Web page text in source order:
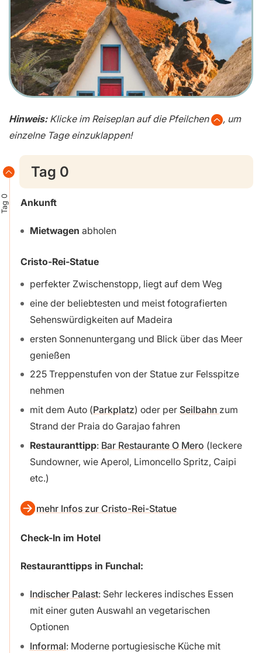
Hinweis: Klicke im Reiseplan auf die Pfeilchen
, um
einzelne Tage einzuklappen!
Tag 0
Tag 0
Ankunft
Mietwagen abholen
Cristo-Rei-Statue
perfekter Zwischenstopp, liegt auf dem Weg
eine der beliebtesten und meist fotografierten
Sehenswürdigkeiten auf Madeira
ersten Sonnenuntergang und Blick über das Meer
genießen
225 Treppenstufen von der Statue zur Felsspitze
nehmen
mit dem Auto (Parkplatz) oder per Seilbahn zum
Strand der Praia do Garajao fahren
Restauranttipp: Bar Restaurante O Mero (leckere
Sundowner, wie Aperol, Limoncello Spritz, Caipi
etc.)
mehr Infos zur Cristo-Rei-Statue
Check-In im Hotel
Restauranttipps in Funchal:
Indischer Palast: Sehr leckeres indisches Essen
mit einer guten Auswahl an vegetarischen
Optionen
Informal: Moderne portugiesische Küche mit